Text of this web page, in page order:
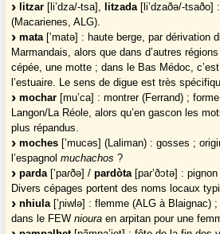
litzar [li’dza/-tsa], litzada [li’dzaðə/-tsaðo]
(Macarienes, ALG).
mata [’matə] : haute berge, par dérivation
Marmandais, alors que dans d’autres
cépée, une motte ; dans le Bas Médoc,
l’estuaire. Le sens de digue est très
mochar [mu’ca] : montrer (Ferrand) ;
Langon/La Réole, alors qu’en gascon les
plus répandus.
moches [’mucəs] (Laliman) : gosses ;
l’espagnolmuchachos ?
parda [’paɾðə] / pardòta [paɾ’ðɔtə] :
Divers cépages portent des noms locaux
nhiula [’ɲiwlə] : flemme (ALG à Blaignac)
dans le FEWnioura en arpitan pour une